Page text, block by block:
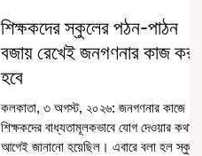
শিক্ষকদের স্কুলের পঠন-পাঠন
বজায় রেখেই জনগণনার কাজ করতে
হবে
কলকাতা, ৩ অগস্ট, ২০২৬: জনগণনার কাজে
শিক্ষকদের বাধ্যতামূলকভাবে যোগ দেওয়ার কথা
আগেই জানানো হয়েছিল। এবারে বলা হল স্কুলের